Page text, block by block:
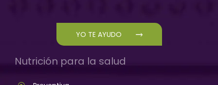
YO TE AYUDO
Nutrición para la salud